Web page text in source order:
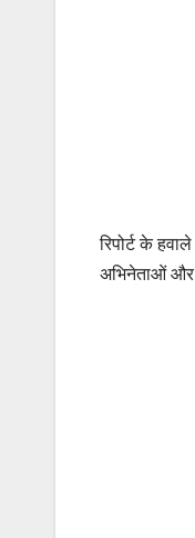
रिपोर्ट के
अभिनेताओं और